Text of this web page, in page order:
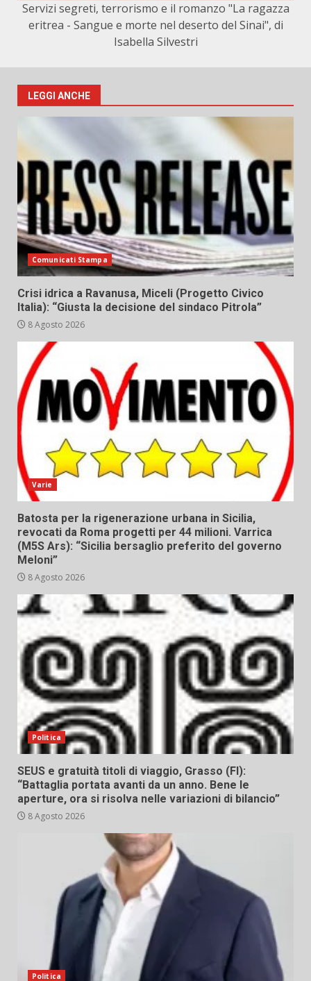
Servizi segreti, terrorismo e il romanzo "La ragazza
eritrea - Sangue e morte nel deserto del Sinai", di
Isabella Silvestri
LEGGI ANCHE
Comunicati Stampa
Crisi idrica a Ravanusa, Miceli (Progetto Civico
Italia): “Giusta la decisione del sindaco Pitrola”
8 Agosto 2026
Varie
Batosta per la rigenerazione urbana in Sicilia,
revocati da Roma progetti per 44 milioni. Varrica
(M5S Ars): “Sicilia bersaglio preferito del governo
Meloni”
8 Agosto 2026
Politica
SEUS e gratuità titoli di viaggio, Grasso (FI):
“Battaglia portata avanti da un anno. Bene le
aperture, ora si risolva nelle variazioni di bilancio”
8 Agosto 2026
Politica